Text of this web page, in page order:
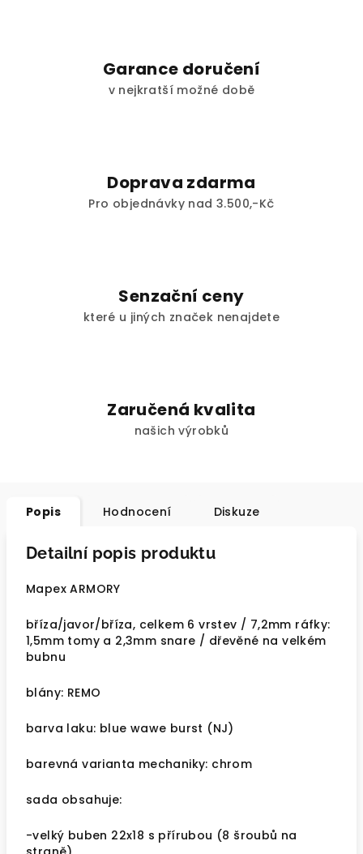
Garance doručení
v nejkratší možné době
Doprava zdarma
Pro objednávky nad 3.500,-Kč
Senzační ceny
které u jiných značek nenajdete
Zaručená kvalita
našich výrobků
Popis Hodnocení Diskuze
Detailní popis produktu
Mapex ARMORY
bříza/javor/bříza, celkem 6 vrstev / 7,2mm ráfky:
1,5mm tomy a 2,3mm snare / dřevěné na velkém
bubnu
blány: REMO
barva laku: blue wawe burst (NJ)
barevná varianta mechaniky: chrom
sada obsahuje:
-velký buben 22x18 s přírubou (8 šroubů na